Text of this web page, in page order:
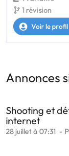
1 révision
Voir le profil
Annonces
Shooting et
internet
28 juillet à 07:31